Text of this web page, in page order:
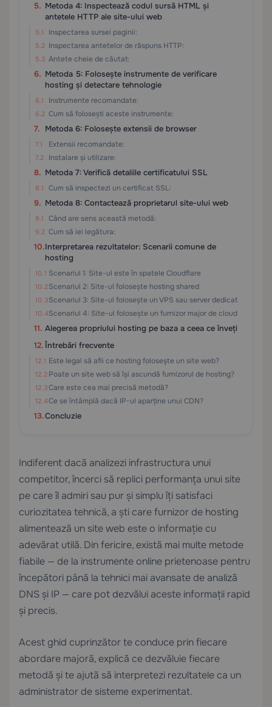
Metoda 4: Inspectează codul sursă HTML și
antetele HTTP ale site-ului web
Inspectarea sursei paginii:
Inspectarea antetelor de răspuns HTTP:
Antete cheie de căutat:
Metoda 5: Folosește instrumente de verificare
hosting și detectare tehnologie
Instrumente recomandate:
Cum să folosești aceste instrumente:
Metoda 6: Folosește extensii de browser
Extensii recomandate:
Instalare și utilizare:
Metoda 7: Verifică detaliile certificatului SSL
Cum să inspectezi un certificat SSL:
Metoda 8: Contactează proprietarul site-ului web
Când are sens această metodă:
Cum să iei legătura:
Interpretarea rezultatelor: Scenarii comune de
hosting
Scenariul 1: Site-ul este în spatele Cloudflare
Scenariul 2: Site-ul folosește hosting shared
Scenariul 3: Site-ul folosește un VPS sau server dedicat
Scenariul 4: Site-ul folosește un furnizor major de cloud
Alegerea propriului hosting pe baza a ceea ce înveți
Întrebări frecvente
Este legal să afli ce hosting folosește un site web?
Poate un site web să își ascundă furnizorul de hosting?
Care este cea mai precisă metodă?
Ce se întâmplă dacă IP-ul aparține unui CDN?
Concluzie
Indiferent dacă analizezi infrastructura unui
competitor, încerci să replici performanța unui site
pe care îl admiri sau pur și simplu îți satisfaci
curiozitatea tehnică, a ști care furnizor de hosting
alimentează un site web este o informație cu
adevărat utilă. Din fericire, există mai multe metode
fiabile — de la instrumente online prietenoase pentru
începători până la tehnici mai avansate de analiză
DNS și IP — care pot dezvălui aceste informații rapid
și precis.
Acest ghid cuprinzător te conduce prin fiecare
abordare majoră, explică ce dezvăluie fiecare
metodă și te ajută să interpretezi rezultatele ca un
administrator de sisteme experimentat.